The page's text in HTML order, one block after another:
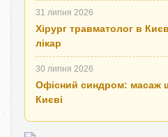
31 липня 2026
Хірург травматолог в
лікар
30 липня 2026
Офісний синдром: масаж
Києві